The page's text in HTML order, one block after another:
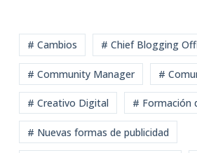
# Cambios # Chief Blogging
# Community Manager #
# Creativo Digital # Formación
# Nuevas formas de publicidad